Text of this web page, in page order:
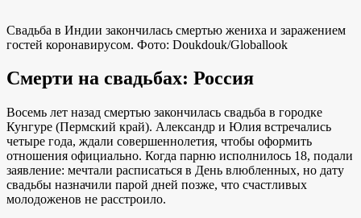
Свадьба в Индии закончилась смертью жениха и заражением
гостей коронавирусом. Фото: Doukdouk/Globallook
Смерти на свадьбах: Россия
Восемь лет назад смертью закончилась свадьба в городке
Кунгуре (Пермский край). Александр и Юлия встречались
четыре года, ждали совершеннолетия, чтобы оформить
отношения официально. Когда парню исполнилось 18, подали
заявление: мечтали расписаться в День влюбленных, но дату
свадьбы назначили парой дней позже, что счастливых
молодоженов не расстроило.